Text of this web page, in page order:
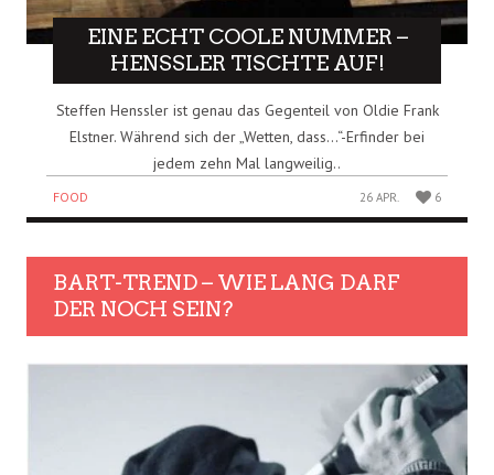
EINE ECHT COOLE NUMMER –
HENSSLER TISCHTE AUF!
Steffen Henssler ist genau das Gegenteil von Oldie Frank
Elstner. Während sich der „Wetten, dass…“-Erfinder bei
jedem zehn Mal langweilig..
FOOD 26 APR. 6
BART-TREND – WIE LANG DARF
DER NOCH SEIN?